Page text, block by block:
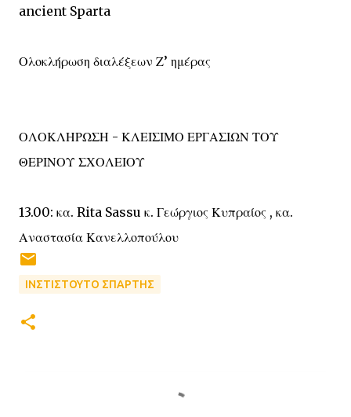
ancient Sparta
Ολοκλήρωση διαλέξεων Ζ’ ημέρας
ΟΛΟΚΛΗΡΩΣΗ - ΚΛΕΙΣΙΜΟ ΕΡΓΑΣΙΩΝ ΤΟΥ
ΘΕΡΙΝΟΥ ΣΧΟΛΕΙΟΥ
13.00: κα. Rita Sassu κ. Γεώργιος Κυπραίος , κα.
Αναστασία Κανελλοπούλου
ΙΝΣΤΙΣΤΟΥΤΟ ΣΠΑΡΤΗΣ